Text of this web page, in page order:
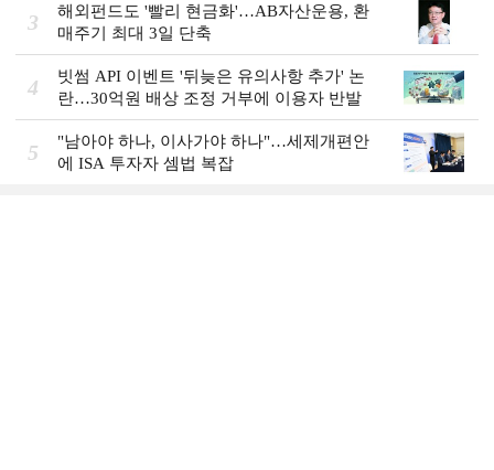
3
해외펀드도 '빨리 현금화'…AB자산운용, 환
매주기 최대 3일 단축
4
빗썸 API 이벤트 '뒤늦은 유의사항 추가' 논
란…30억원 배상 조정 거부에 이용자 반발
5
"남아야 하나, 이사가야 하나"…세제개편안
에 ISA 투자자 셈법 복잡